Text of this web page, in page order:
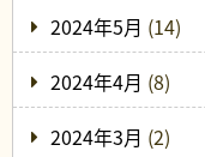
2024年5月 (14)
2024年4月 (8)
2024年3月 (2)